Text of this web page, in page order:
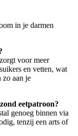
in je darmen
voor meer
en vetten, wat
zo aan je
eetpatroon?
genoeg binnen via
tenzij een arts of